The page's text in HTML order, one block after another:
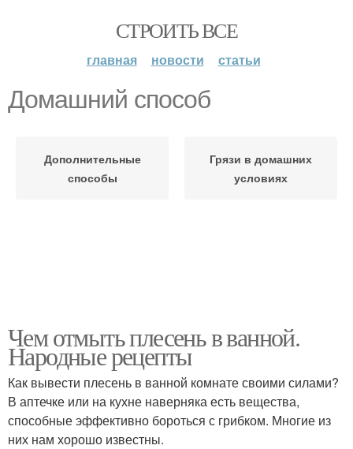
СТРОИТЬ ВСЕ
главная новости статьи
Домашний способ
Дополнительные
способы
Грязи в домашних
условиях
Чем отмыть плесень в ванной.
Народные рецепты
Как вывести плесень в ванной комнате своими силами?
В аптечке или на кухне наверняка есть вещества,
способные эффективно бороться с грибком. Многие из
них нам хорошо известны.